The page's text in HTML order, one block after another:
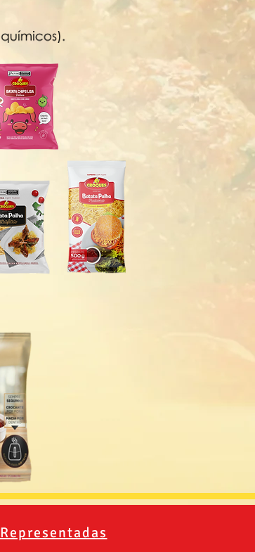
Representadas